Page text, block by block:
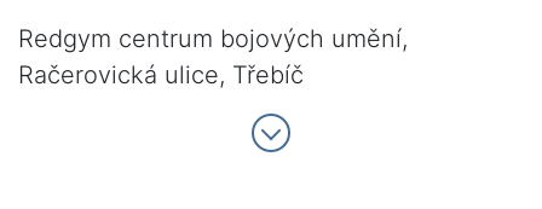
Redgym centrum bojových umění,
Račerovická ulice, Třebíč